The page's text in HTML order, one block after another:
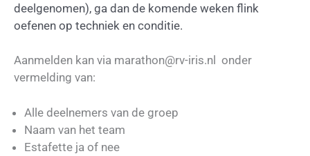
deelgenomen), ga dan de komende weken flink
oefenen op techniek en conditie.
Aanmelden kan via marathon@rv-iris.nl onder
vermelding van:
Alle deelnemers van de groep
Naam van het team
Estafette ja of nee